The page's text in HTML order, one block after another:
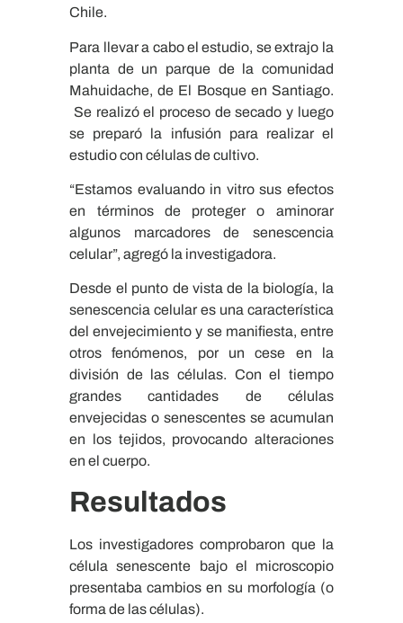
Chile.
Para llevar a cabo el estudio, se extrajo la
planta de un parque de la comunidad
Mahuidache, de El Bosque en Santiago.
Se realizó el proceso de secado y luego
se preparó la infusión para realizar el
estudio con células de cultivo.
“Estamos evaluando in vitro sus efectos
en términos de proteger o aminorar
algunos marcadores de senescencia
celular”, agregó la investigadora.
Desde el punto de vista de la biología, la
senescencia celular es una característica
del envejecimiento y se manifiesta, entre
otros fenómenos, por un cese en la
división de las células. Con el tiempo
grandes cantidades de células
envejecidas o senescentes se acumulan
en los tejidos, provocando alteraciones
en el cuerpo.
Resultados
Los investigadores comprobaron que la
célula senescente bajo el microscopio
presentaba cambios en su morfología (o
forma de las células).